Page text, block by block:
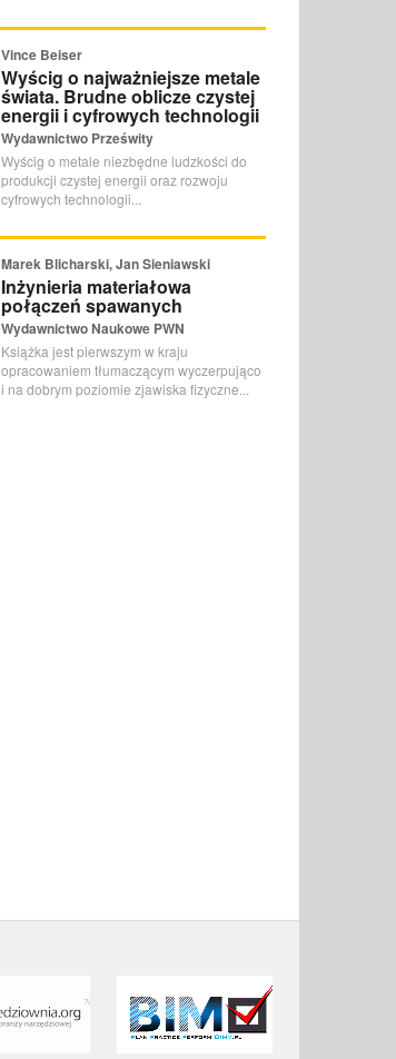
Vince Beiser
Wyścig o najważniejsze metale
świata. Brudne oblicze czystej
energii i cyfrowych technologii
Wydawnictwo Prześwity
Wyścig o metale niezbędne ludzkości do
produkcji czystej energii oraz rozwoju
cyfrowych technologii...
Marek Blicharski, Jan Sieniawski
Inżynieria materiałowa
połączeń spawanych
Wydawnictwo Naukowe PWN
Książka jest pierwszym w kraju
opracowaniem tłumaczącym wyczerpująco
i na dobrym poziomie zjawiska fizyczne...